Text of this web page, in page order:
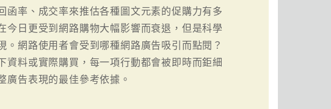
函率、成交率來推估各種圖文元素的促購力有多
今日更受到網路購物大幅影響而衰退，但是科學
網路使用者會受到哪種網路廣告吸引而點閱？
料或實際購買，每一項行動都會被即時而鉅細
廣告表現的最佳參考依據。